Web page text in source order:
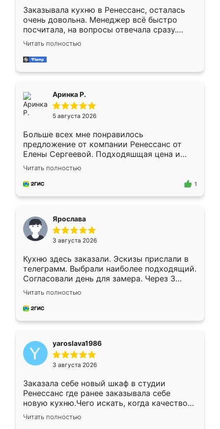
Заказывала кухню в Ренессанс, осталась
очень довольна. Менеджер всё быстро
посчитала, на вопросы отвечала сразу.
Замерщик приехал в субботу, подошёл к
делу со всей ответственностью. Собрали
за день, ребята работали аккуратно, даже
Читать полностью
Аринка Р.
5 августа 2026
Больше всех мне понравилось
предложение от компании Ренессанс от
Елены Сергеевой. Подходяшщая цена и
короткие сроки изготовления. Приехавший
для замера сотрудник Владислав
предложил по моему эскизу самый
Читать полностью
1
Ярослава
3 августа 2026
Кухню здесь заказали. Эскизы прислали в
телеграмм. Выбрали наиболее подходящий.
Согласовали день для замера. Через 3
недели кухня была уже готова. Остались
довольны работой. Спасибо Ренессанс
мебель за качественную работу!
Читать полностью
yaroslava1986
3 августа 2026
Заказала себе новый шкаф в студии
Ренессанс где ранее заказывала себе
новую кухню.Чего искать, когда качеством
вполне довольна. Служит кухня уже почти
два года, нареканий нет.
Читать полностью